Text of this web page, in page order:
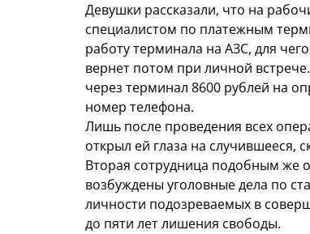
Девушки рассказали, что на
специалистом по платежным
работу терминала на АЗС, для
вернет потом при личной
через терминал 8600 рублей на
номер телефона.
Лишь после проведения всех
открыл ей глаза на случившееся,
Вторая сотрудница подобным же
возбуждены уголовные дела по
личности подозреваемых в
до пяти лет лишения свободы.